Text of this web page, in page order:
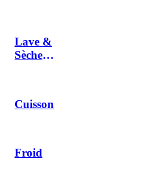
Lave &
Sèche
Cuisson
Froid